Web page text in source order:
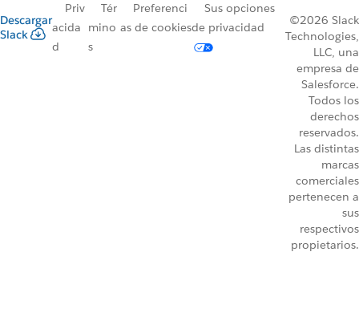
Descargar
Slack
Priv
acida
d
Tér
mino
s
Preferenci
as de cookies
Sus opciones
de privacidad
©2026 Slack
Technologies,
LLC, una
empresa de
Salesforce.
Todos los
derechos
reservados.
Las distintas
marcas
comerciales
pertenecen a
sus
respectivos
propietarios.